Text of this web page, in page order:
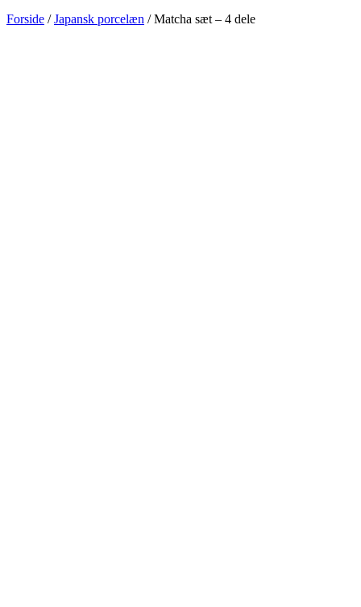
Forside /Japansk porcelæn / Matcha sæt – 4 dele